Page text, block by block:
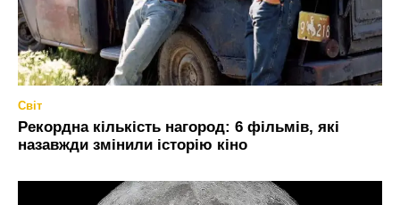
Світ
Рекордна кількість нагород: 6 фільмів, які
назавжди змінили історію кіно